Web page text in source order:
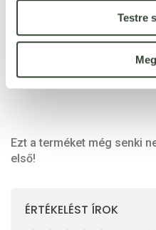
Testre
Ezt a terméket még senki
első!
ÉRTÉKELÉST ÍROK